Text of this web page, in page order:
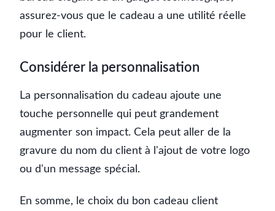
assurez-vous que le cadeau a une utilité réelle
pour le client.
Considérer la personnalisation
La personnalisation du cadeau ajoute une
touche personnelle qui peut grandement
augmenter son impact. Cela peut aller de la
gravure du nom du client à l'ajout de votre logo
ou d'un message spécial.
En somme, le choix du bon cadeau client